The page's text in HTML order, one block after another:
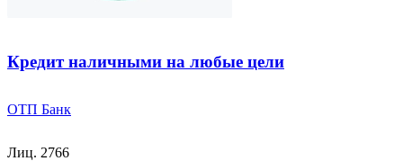
Кредит наличными на любые цели
ОТП Банк
Лиц. 2766